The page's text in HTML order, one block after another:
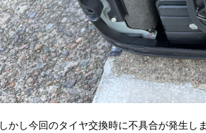
しかし今回のタイヤ交換時に不具合が発生し